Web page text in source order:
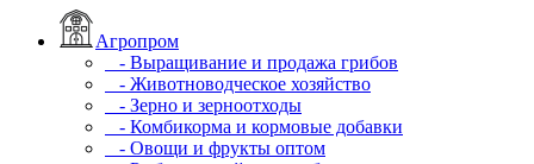
Агропром
- Выращивание и продажа грибов
- Животноводческое хозяйство
- Зерно и зерноотходы
- Комбикорма и кормовые добавки
- Овощи и фрукты оптом